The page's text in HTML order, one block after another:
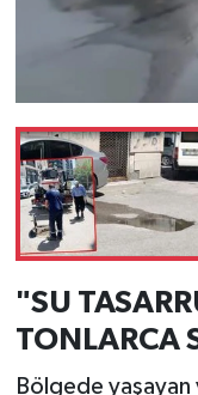
"SU
TONLARCA
Bölgede